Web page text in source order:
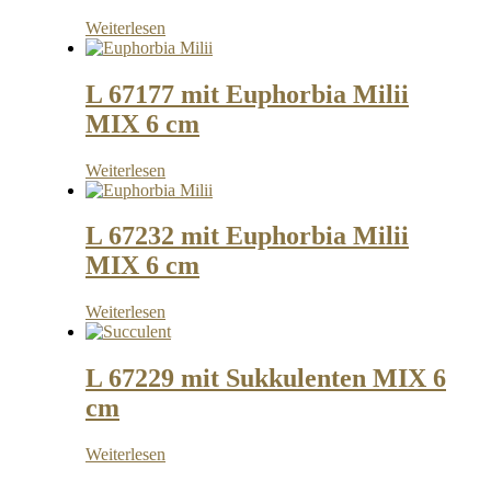
Weiterlesen
L 67177 mit Euphorbia Milii
MIX 6 cm
Weiterlesen
L 67232 mit Euphorbia Milii
MIX 6 cm
Weiterlesen
L 67229 mit Sukkulenten MIX 6
cm
Weiterlesen